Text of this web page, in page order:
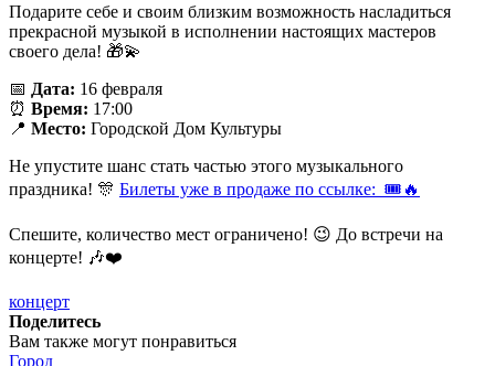
Подарите себе и своим близким возможность насладиться
прекрасной музыкой в исполнении настоящих мастеров
своего дела! 🎁💫
📅 Дата: 16 февраля
⏰ Время: 17:00
📍 Место: Городской Дом Культуры
Не упустите шанс стать частью этого музыкального
праздника! 🎊 Билеты уже в продаже по ссылке: 🎟️🔥
Спешите, количество мест ограничено! 😉 До встречи на
концерте! 🎶❤️
концерт
Поделитесь
Вам также могут понравиться
Город